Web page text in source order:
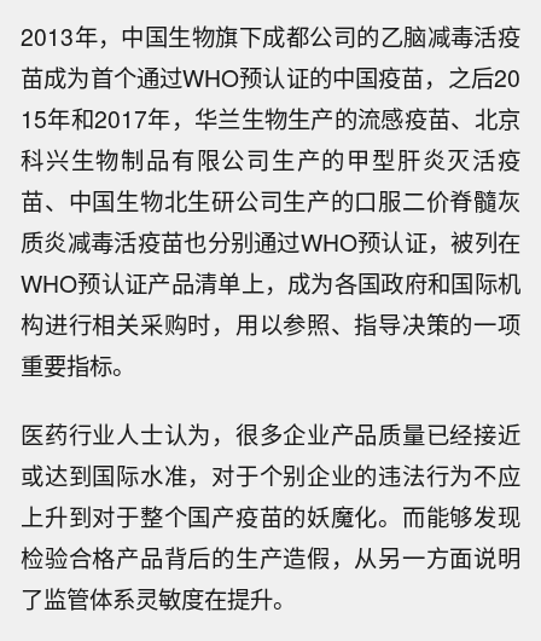
2013年，中国生物旗下成都公司的乙脑减毒活疫
苗成为首个通过WHO预认证的中国疫苗，之后20
15年和2017年，华兰生物生产的流感疫苗、北京
科兴生物制品有限公司生产的甲型肝炎灭活疫
苗、中国生物北生研公司生产的口服二价脊髓灰
质炎减毒活疫苗也分别通过WHO预认证，被列在
WHO预认证产品清单上，成为各国政府和国际机
构进行相关采购时，用以参照、指导决策的一项
重要指标。
医药行业人士认为，很多企业产品质量已经接近
或达到国际水准，对于个别企业的违法行为不应
上升到对于整个国产疫苗的妖魔化。而能够发现
检验合格产品背后的生产造假，从另一方面说明
了监管体系灵敏度在提升。